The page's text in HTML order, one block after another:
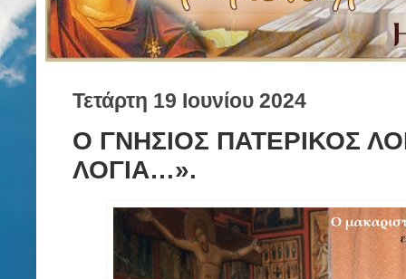
Τετάρτη 19 Ιουνίου 2024
Ο ΓΝΗΣΙΟΣ ΠΑΤΕΡΙΚΟΣ
ΛΟΓΙΑ…».